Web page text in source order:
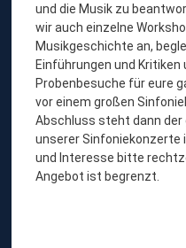
und die Musik zu
wir auch einzelne
Musikgeschichte an,
Einführungen und
Probenbesuche für eure
vor einem großen
Abschluss steht dann
unserer Sinfoniekonzerte
und Interesse bitte
Angebot ist begrenzt.